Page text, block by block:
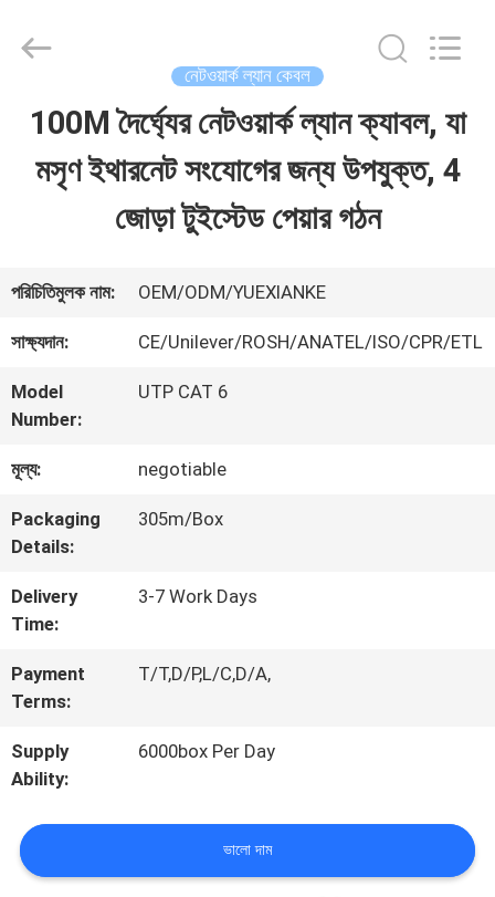
বাড়ি
ভিডিও
আমাদের
সম্পর্কে
কারখানা
ভ্রমণ
মান
নিয়ন্ত্রণ
যোগাযোগ
করুন
খবর
Cable
Industry
নেটওয়ার্ক ল্যান কেবল
100M দৈর্ঘ্যের নেটওয়ার্ক ল্যান ক্যাবল, যা
মসৃণ ইথারনেট সংযোগের জন্য উপযুক্ত, 4
জোড়া টুইস্টেড পেয়ার গঠন
পরিচিতিমুলক নাম: OEM/ODM/YUEXIANKE
সাক্ষ্যদান: CE/Unilever/ROSH/ANATEL/ISO/CPR/ETL
Model
Number:
UTP CAT 6
মূল্য: negotiable
Packaging
Details:
305m/Box
Delivery
Time:
3-7 Work Days
Payment
Terms:
T/T,D/P,L/C,D/A,
Supply
Ability:
6000box Per Day
ভালো দাম